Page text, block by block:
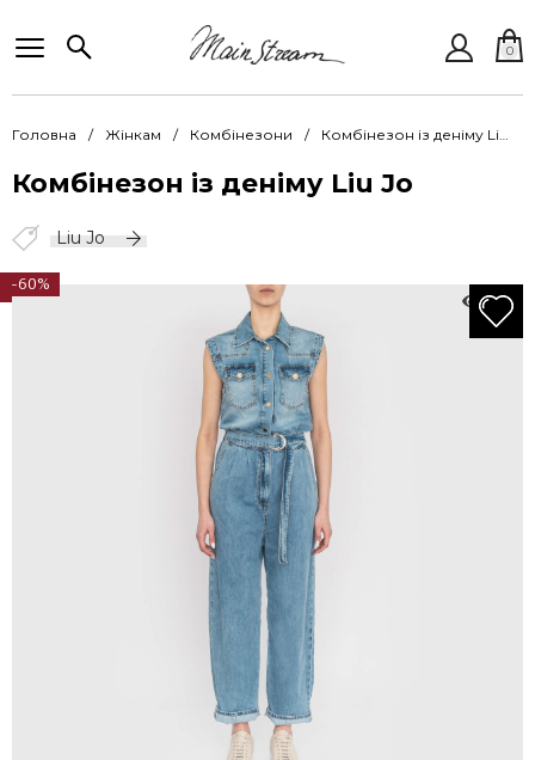
0
Головна Жінкам Комбінезони Комбінезон із деніму Liu Jo LiJ Komb J UA3133 D4791 78436
Комбінезон із деніму Liu Jo
Liu Jo
-60%
882